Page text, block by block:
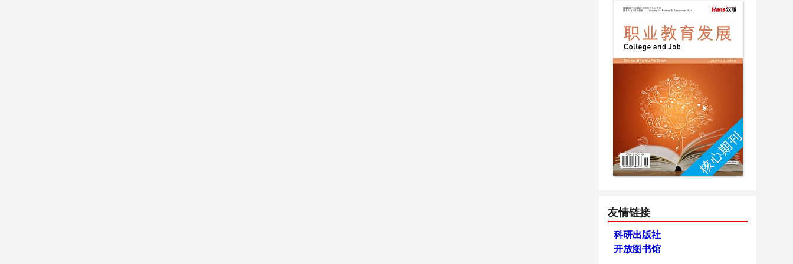
友情链接
科研出版社
开放图书馆